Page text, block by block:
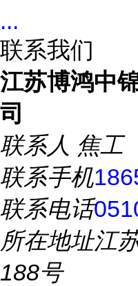
...
联系我们
江苏博鸿中
司
联系人 焦工
联系手机
联系电话
所在地址江
188号